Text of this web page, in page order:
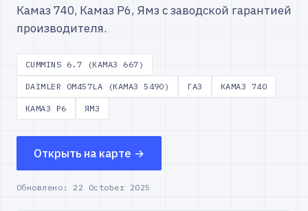
Камаз 740, Камаз Р6, Ямз с заводской гарантией
производителя.
CUMMINS 6.7 (КАМАЗ 667)
DAIMLER OM457LA (КАМАЗ 5490) ГАЗ КАМАЗ 740
КАМАЗ Р6 ЯМЗ
Открыть на карте →
Обновлено: 22 October 2025